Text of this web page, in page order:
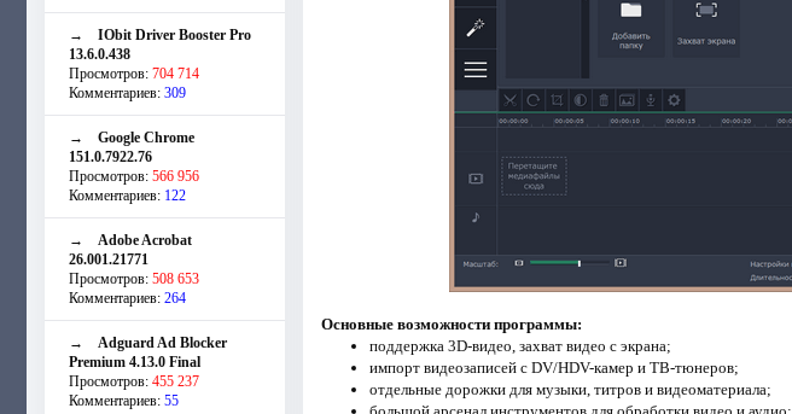
→ IObit Driver Booster Pro
13.6.0.438
Просмотров: 704 714
Комментариев: 309
→ Google Chrome
151.0.7922.76
Просмотров: 566 956
Комментариев: 122
→ Adobe Acrobat
26.001.21771
Просмотров: 508 653
Комментариев: 264
→ Adguard Ad Blocker
Premium 4.13.0 Final
Просмотров: 455 237
Комментариев: 55
Основные возможности программы:
поддержка 3D-видео, захват видео с экрана;
импорт видеозаписей с DV/HDV-камер и ТВ-тюнеров;
отдельные дорожки для музыки, титров и видеоматериала;